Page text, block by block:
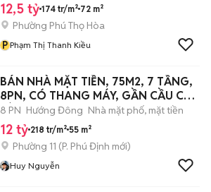
12,5 tỷ 174 tr/m² 72 m²
Phường Phú Thọ Hòa
P Phạm Thị Thanh Kiều
BÁN NHÀ MẶT TIỀN, 75M2, 7 TẦNG,
8PN, CÓ THANG MÁY, GẦN CẦU CHÀ
VÀ, SHR
8 PN Hướng Đông Nhà mặt phố, mặt tiền
12 tỷ 218 tr/m² 55 m²
Phường 11 (P. Phú Định mới)
Huy Nguyễn